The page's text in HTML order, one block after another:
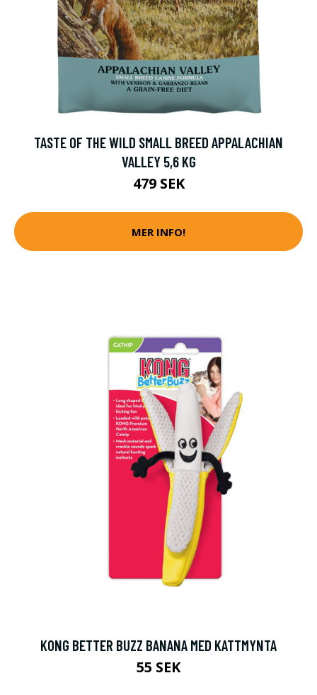
TASTE OF THE WILD SMALL BREED APPALACHIAN
VALLEY 5,6 KG
479 SEK
MER INFO!
KONG BETTER BUZZ BANANA MED KATTMYNTA
55 SEK